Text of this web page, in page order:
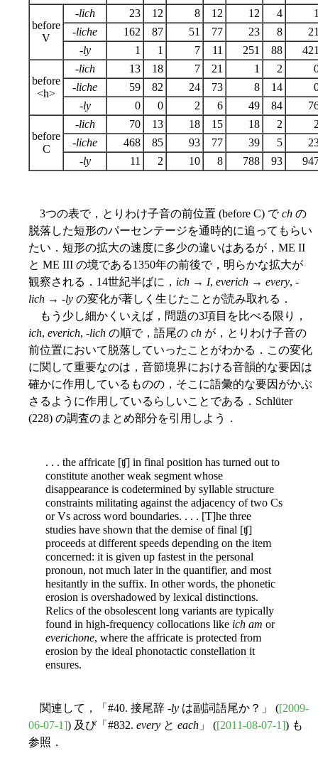
before
V
-lich 23 12 8 12 12 4
-liche
162 87 51 77 23 8
-ly
1 1 7 11 251 88
before
<h>
-lich 13 18 7 21 1 2
-liche
59 82 24 73 8 14
-ly
0 0 2 6 49 84
before
C
-lich 70 13 18 15 18 2
-liche
468 85 93 77 39 5
-ly
11 2 10 8 788 93
3つの表で，とりわけ子音の前位置 (before C) でch の
脱落した短形のパーセンテージを通時的に追ってもらい
たい．短形の拡大の速度に多少の違いはあるが，ME II
と ME III の境である1350年の前後で，明らかな拡大が
観察される．14世紀半ばに， ich → I, everich → every, -
lich → -ly の変化が著しく生じたことが読み取れる．
もう少し細かくいえば，問題の3項目を比べる限り，
ich, everich, -lich の順で，語尾の ch が，とりわけ子音の
前位置において脱落していったことがわかる．この変化
に関して重要なのは，音節境界における音韻的な要因は
確かに作用しているものの，そこに語彙的な要因がかぶ
さるように作用しているらしいことである．Schlüter
(228) の調査のまとめ部分を引用しよう．
. . . the affricate [ʧ] in final position has turned out to
constitute another weak segment whose
disappearance is codetermined by syllable structure
constraints militating against the adjacency of two Cs
or Vs across word boundaries. . . . [T]he three
studies have shown that the demise of final [ʧ]
proceeds at different speeds depending on the item
concerned: it is given up fastest in the personal
pronoun, not much later in the quantifier, and most
hesitantly in the suffix. In other words, the phonetic
erosion is overshadowed by lexical distinctions.
Relics of the obsolescent long variants are typically
found in high-frequency collocations like ich am or
everichone, where the affricate is protected from
erosion by the ideal phonotactic constellation it
ensures.
関連して，「#40. 接尾辞 -ly は副詞語尾か？」 ([2009-
06-07-1]) 及び「#832. every と each 」 ([2011-08-07-1]) も
参照．